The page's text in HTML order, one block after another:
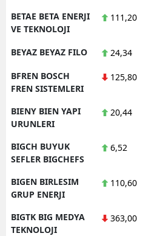
BETAE BETA ENERJI
VE TEKNOLOJI
111,20
BEYAZ BEYAZ FILO 24,34
BFREN BOSCH
FREN SISTEMLERI
125,80
BIENY BIEN YAPI
URUNLERI
20,44
BIGCH BUYUK
SEFLER BIGCHEFS
6,52
BIGEN BIRLESIM
GRUP ENERJI
110,60
BIGTK BIG MEDYA
TEKNOLOJI
363,00